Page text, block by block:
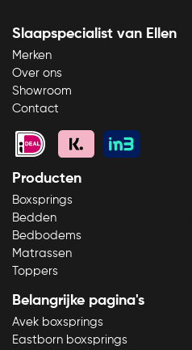
Slaapspecialist van Ellen
Merken
Over ons
Showroom
Contact
Producten
Boxsprings
Bedden
Bedbodems
Matrassen
Toppers
Belangrijke pagina's
Avek boxsprings
Eastborn boxsprings